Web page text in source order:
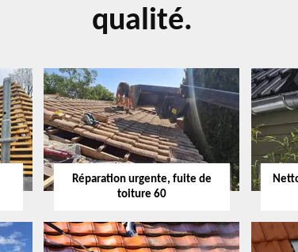
qualité.
Réparation urgente, fuite de
toiture 60